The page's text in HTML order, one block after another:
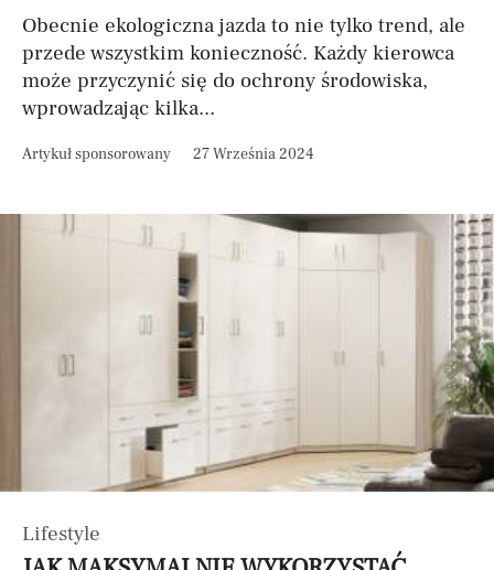
Obecnie ekologiczna jazda to nie tylko trend, ale
przede wszystkim konieczność. Każdy kierowca
może przyczynić się do ochrony środowiska,
wprowadzając kilka...
Artykuł sponsorowany 27 Września 2024
Lifestyle